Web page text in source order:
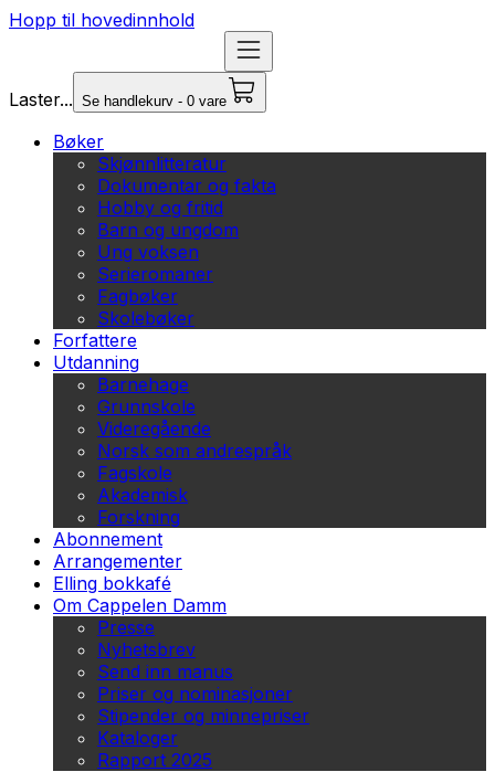
Hopp til hovedinnhold
Laster... Se handlekurv - 0 vare
Bøker
Skjønnlitteratur
Dokumentar og fakta
Hobby og fritid
Barn og ungdom
Ung voksen
Serieromaner
Fagbøker
Skolebøker
Forfattere
Utdanning
Barnehage
Grunnskole
Videregående
Norsk som andrespråk
Fagskole
Akademisk
Forskning
Abonnement
Arrangementer
Elling bokkafé
Om Cappelen Damm
Presse
Nyhetsbrev
Send inn manus
Priser og nominasjoner
Stipender og minnepriser
Kataloger
Rapport 2025